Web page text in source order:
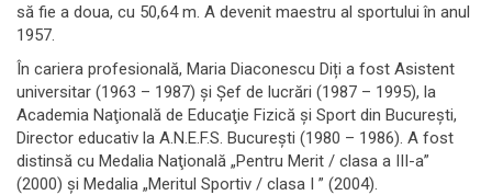
să fie a doua, cu 50,64 m. A devenit maestru al sportului în anul
1957.
În cariera profesională, Maria Diaconescu Diți a fost Asistent
universitar (1963 – 1987) şi Şef de lucrări (1987 – 1995), la
Academia Naţională de Educaţie Fizică şi Sport din Bucureşti,
Director educativ la A.N.E.F.S. Bucureşti (1980 – 1986). A fost
distinsă cu Medalia Naţională „Pentru Merit / clasa a III-a”
(2000) şi Medalia „Meritul Sportiv / clasa I ” (2004).